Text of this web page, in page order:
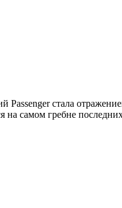
стала
на самом гребне